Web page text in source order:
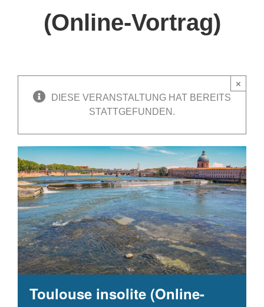
(Online-Vortrag)
DIESE VERANSTALTUNG HAT BEREITS
STATTGEFUNDEN.
×
Toulouse insolite (Online-